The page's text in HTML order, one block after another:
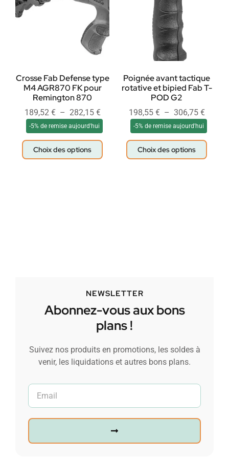
Crosse Fab Defense type
M4 AGR870 FK pour
Remington 870
189,52 € – 282,15 €
-5% de remise aujourd'hui
Choix des options
Poignée avant tactique
rotative et bipied Fab T-
POD G2
198,55 € – 306,75 €
-5% de remise aujourd'hui
Choix des options
NEWSLETTER
Abonnez-vous aux bons
plans !
Suivez nos produits en promotions, les soldes à
venir, les liquidations et autres bons plans.